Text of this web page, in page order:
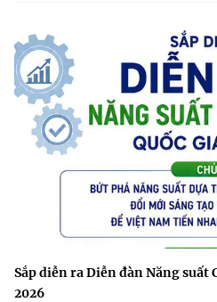
Sắp diễn ra Diễn đàn Năng suất
2026